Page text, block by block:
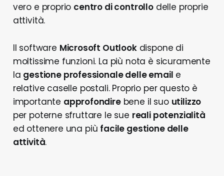
vero e proprio centro di controllodelle proprie
attività.
Il software Microsoft Outlookdispone di
moltissime funzioni. La più nota è sicuramente
la gestione professionale delle email e
relative caselle postali. Proprio per questo è
importante approfondirebene il suo utilizzo
per poterne sfruttare le sue reali potenzialità
ed ottenere una più facile gestione delle
attività.